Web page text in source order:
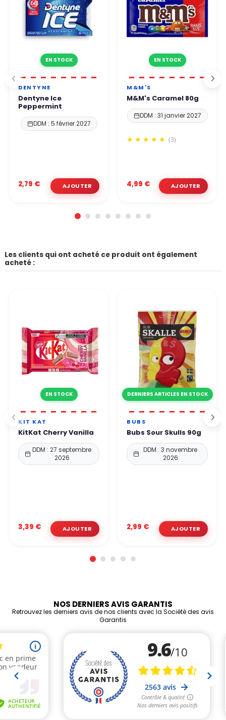
EN STOCK
DENTYNE
Dentyne Ice
Peppermint
DDM : 5 février 2027
2,79 €
EN STOCK
M&M'S
M&M's Caramel 80g
DDM : 31 janvier 2027
(3)
4,99 €
Les clients qui ont acheté ce produit ont également
acheté :
EN STOCK
KIT KAT
KitKat Cherry Vanilla
DDM : 27 septembre
2026
3,39 €
DERNIERS ARTICLES EN STOCK
BUBS
Bubs Sour Skulls 90g
DDM : 3 novembre
2026
2,99 €
NOS DERNIERS AVIS GARANTIS
Retrouvez les derniers avis de nos clients avec la Société des avis
Garantis